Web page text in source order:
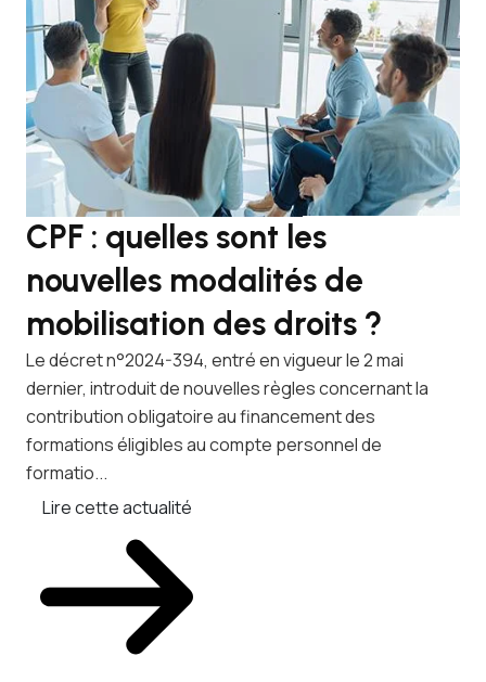
CPF : quelles sont les
nouvelles modalités de
mobilisation des droits ?
Le décret n°2024-394, entré en vigueur le 2 mai
dernier, introduit de nouvelles règles concernant la
contribution obligatoire au financement des
formations éligibles au compte personnel de
formatio...
Lire cette actualité